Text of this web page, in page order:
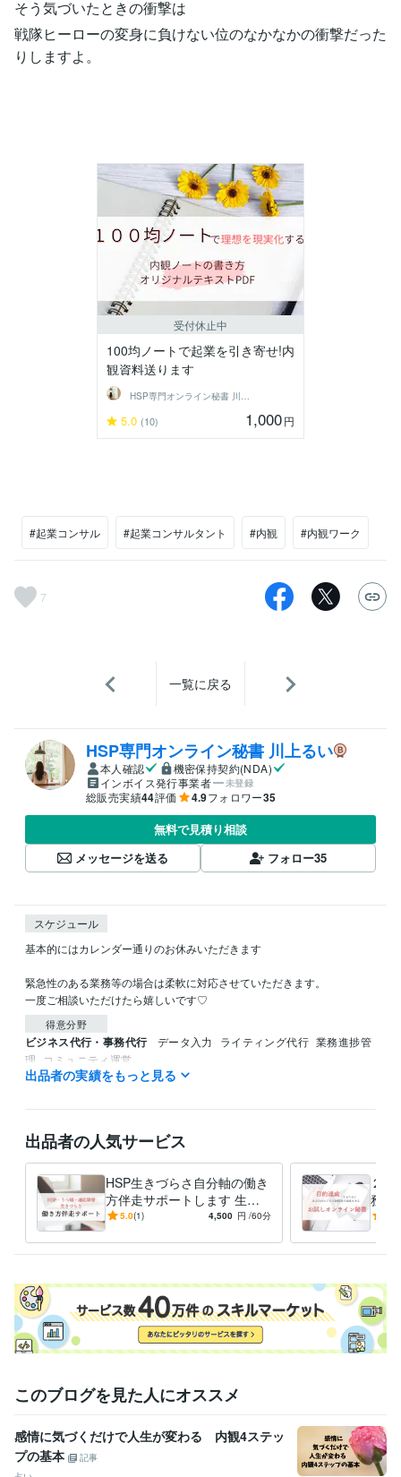
そう気づいたときの衝撃は
戦隊ヒーローの変身に負けない位のなかなかの衝撃だった
りしますよ。
受付休止中
100均ノートで起業を引き寄せ!内
観資料送ります
HSP専門オンライン秘書 川上るい
5.0 (10) 1,000円
#起業コンサル #起業コンサルタント #内観 #内観ワーク
7
一覧に戻る
HSP専門オンライン秘書 川上るい
本人確認
機密保持契約(NDA)
インボイス発行事業者
未登録
総販売実績44評価 4.9フォロワー35
無料で見積り相談
メッセージを送る
フォロー35
スケジュール
基本的にはカレンダー通りのお休みいただきます
緊急性のある業務等の場合は柔軟に対応させていただきます。
一度ご相談いただけたら嬉しいです♡
得意分野
ビジネス代行・事務代行 データ入力 ライティング代行 業務進捗管
理
コミュニティ運営
ビジネス 経営
出品者の実績をもっと見る
出品者の人気サービス
HSP生きづらさ自分軸の働き
方伴走サポートします 生き
づらさの我慢を手放したフリ
5.0(1) 4,500 円 /60分
２
務代
ト
このブログを見た人にオススメ
感情に気づくだけで人生が変わる 内観4ステッ
プの基本
記事